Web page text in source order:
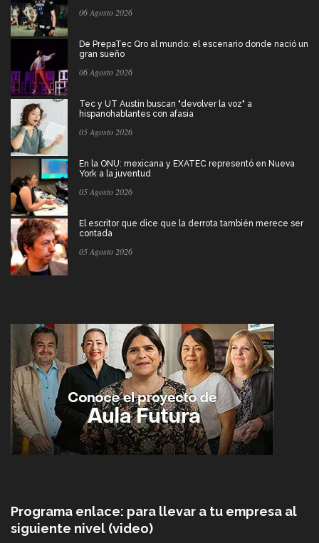
06 Agosto 2026
De PrepaTec Qro al mundo: el escenario donde nació un
gran sueño
06 Agosto 2026
Tec y UT Austin buscan "devolver la voz" a
hispanohablantes con afasia
05 Agosto 2026
En la ONU: mexicana y EXATEC representó en Nueva
York a la juventud
05 Agosto 2026
El escritor que dice que la derrota también merece ser
contada
05 Agosto 2026
Programa enlace: para llevar a tu empresa al
siguiente nivel (video)